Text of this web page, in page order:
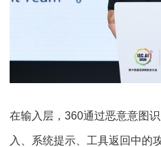
在输入层，360通过恶意意图
入、系统提示、工具返回中的